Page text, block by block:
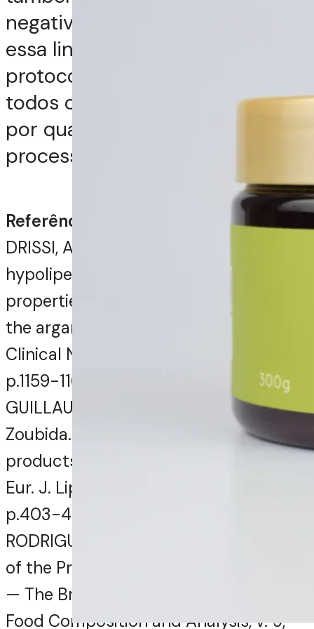
negativamente. Sendo assim,
essa linha é essencial para os
protocolos de tratamentos de
todos os cabelos que passam
por qualquer um desses
processos.
Referências:
DRISSI, Anas et al. Evidence of
hypolipemiant and antioxidant
properties of argan oil derived from
the argan tree (Argania spinosa).
Clinical Nutrition, Marrocos, v. 23, n. 5,
p.1159-1166, out. 2004.
GUILLAUME, Dominique; CHARROUF,
Zoubida. Argan oil and other argan
products: Use in dermocosmetology.
Eur. J. Lipid Sci. Technol, França, v. 113,
p.403-408, 2011.
RODRIGUEZ-AMAYA, D. B. Assessment
of the Provitamin A Contents of Foods
— The Brazilian Experience. Journal of
Food Composition and Analysis, v. 9,